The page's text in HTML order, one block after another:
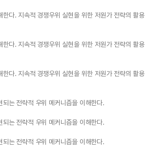
다. 지속적 경쟁우위 실현을 위한 저원가 전략의 활용
다. 지속적 경쟁우위 실현을 위한 저원가 전략의 활용
다. 지속적 경쟁우위 실현을 위한 저원가 전략의 활용
는 전략적 우위 메커니즘을 이해한다.
는 전략적 우위 메커니즘을 이해한다.
는 전략적 우위 메커니즘을 이해한다.